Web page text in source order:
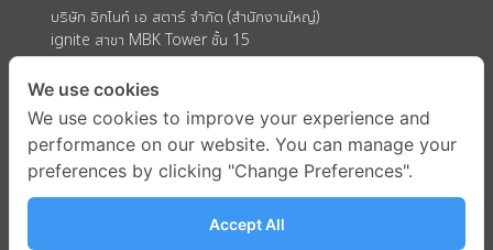
บริษัท อิกไนท์ เอ สตาร์ จำกัด (สำนักงานใหญ่)
ignite สาขา MBK Tower ชั้น 15
ถนนพญาไท แขวงวังใหม่ เขตปทุมวัน กรุงเทพมหานคร 10330
We use cookies
We use cookies to improve your experience and
performance on our website. You can manage your
preferences by clicking "Change Preferences".
Accept All